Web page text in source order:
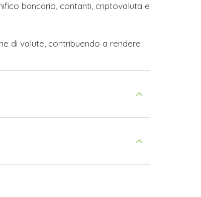
bancario, contanti, criptovaluta e
di valute, contribuendo a rendere